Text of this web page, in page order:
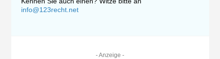
info@123recht.net
- Anzeige -